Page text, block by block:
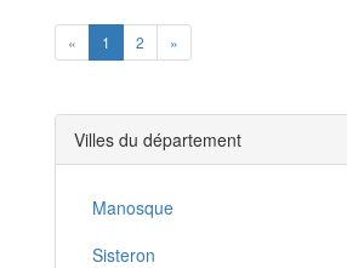
« Previous
1 2 »
Villes du département
Manosque
Sisteron